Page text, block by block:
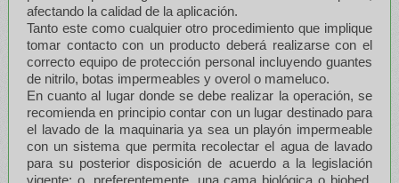
afectando la calidad de la aplicación.
Tanto este como cualquier otro procedimiento que implique
tomar contacto con un producto deberá realizarse con el
correcto equipo de protección personal incluyendo guantes
de nitrilo, botas impermeables y overol o mameluco.
En cuanto al lugar donde se debe realizar la operación, se
recomienda en principio contar con un lugar destinado para
el lavado de la maquinaria ya sea un playón impermeable
con un sistema que permita recolectar el agua de lavado
para su posterior disposición de acuerdo a la legislación
vigente; o, preferentemente, una cama biológica o biobed.